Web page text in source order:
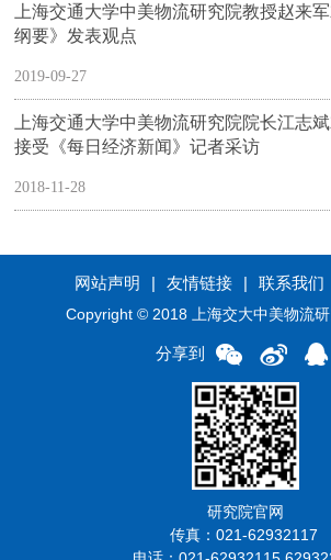
上海交通大学中美物流研究院教授赵来
纲要》发表观点
2019-09-27
上海交通大学中美物流研究院院长江志
接受《每日经济新闻》记者采访
2018-11-28
网站声明 | 友情链接 | 联系我们
Copyright © 2018 上海交大中美物流
分享到
研究院官网
传真：021-62932117